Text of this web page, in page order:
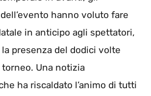
hanno voluto fare
in anticipo agli spettatori,
presenza del dodici volte
Una notizia
ha riscaldato l’animo di tutti